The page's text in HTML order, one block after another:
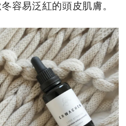
容易泛紅的頭皮肌膚。